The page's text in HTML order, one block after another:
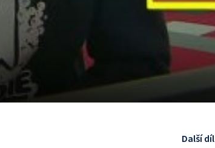
Další díl